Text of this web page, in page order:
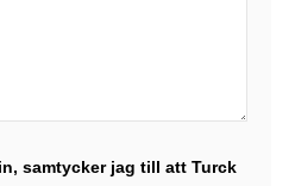
samtycker jag till att Turck